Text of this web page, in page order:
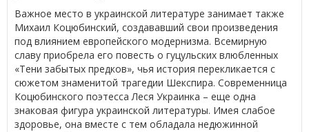
Важное место в украинской литературе занимает также
Михаил Коцюбинский, создававший свои произведения
под влиянием европейского модернизма. Всемирную
славу приобрела его повесть о гуцульских влюбленных
«Тени забытых предков», чья история перекликается с
сюжетом знаменитой трагедии Шекспира. Современница
Коцюбинского поэтесса Леся Украинка – еще одна
знаковая фигура украинской литературы. Имея слабое
здоровье, она вместе с тем обладала недюжинной